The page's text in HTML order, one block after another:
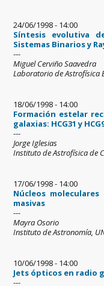
24/06/1998 - 14:00
Síntesis evolutiva
Sistemas Binarios y
---
Miguel Cerviño Saavedra
Laboratorio de Astrofísica
18/06/1998 - 14:00
Formación estelar
galaxias: HCG31 y
---
Jorge Iglesias
Instituto de Astrofísica de
17/06/1998 - 14:00
Núcleos
masivas
---
Mayra Osorio
Instituto de Astronomía,
10/06/1998 - 14:00
Jets ópticos en radio
---